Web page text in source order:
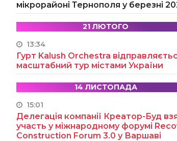
мікрорайоні Тернополя у березні
21 ЛЮТОГО
13:34
Гурт Kalush Orchestra
масштабний тур містами України
14 ЛИСТОПАДА
15:01
Делегація компанії Креатор-Буд
участь у міжнародному форумі
Construction Forum 3.0 у Варшаві